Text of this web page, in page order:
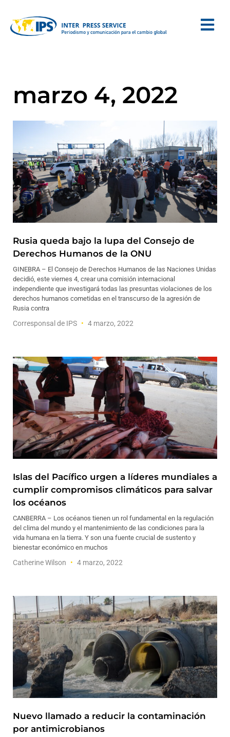
marzo 4, 2022
Rusia queda bajo la lupa del Consejo de
Derechos Humanos de la ONU
GINEBRA – El Consejo de Derechos Humanos de las Naciones Unidas
decidió, este viernes 4, crear una comisión internacional
independiente que investigará todas las presuntas violaciones de los
derechos humanos cometidas en el transcurso de la agresión de
Rusia contra
Corresponsal de IPS 4 marzo, 2022
Islas del Pacífico urgen a líderes mundiales a
cumplir compromisos climáticos para salvar
los océanos
CANBERRA – Los océanos tienen un rol fundamental en la regulación
del clima del mundo y el mantenimiento de las condiciones para la
vida humana en la tierra. Y son una fuente crucial de sustento y
bienestar económico en muchos
Catherine Wilson 4 marzo, 2022
Nuevo llamado a reducir la contaminación
por antimicrobianos